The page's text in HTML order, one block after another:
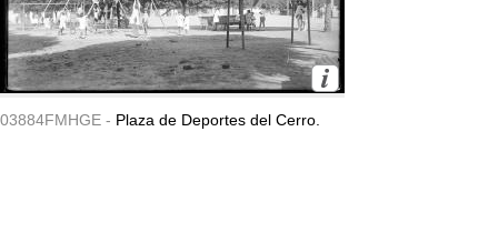
03884FMHGE - Plaza de Deportes del Cerro.